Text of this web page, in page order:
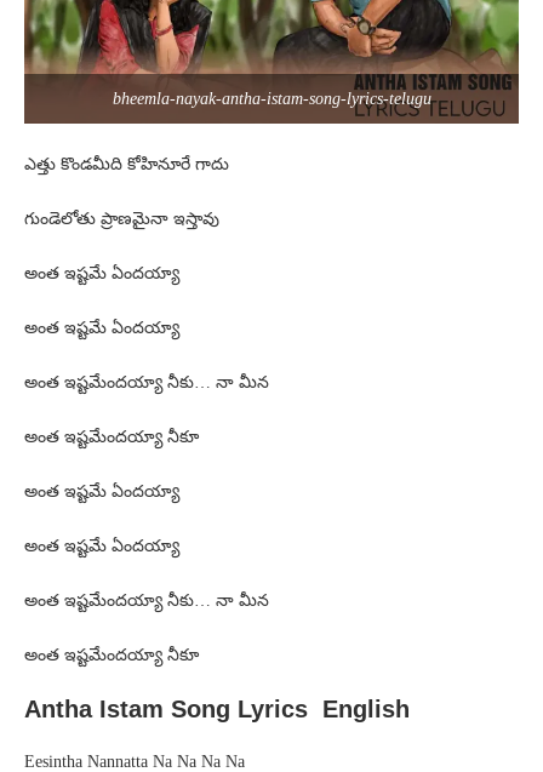
bheemla-nayak-antha-istam-song-lyrics-telugu
ఎత్తు కొండమీది కోహినూరే గాదు
గుండెలోతు ప్రాణమైనా ఇస్తావు
అంత ఇష్టమే ఏందయ్యా
అంత ఇష్టమే ఏందయ్యా
అంత ఇష్టమేందయ్యా నీకు… నా మీన
అంత ఇష్టమేందయ్యా నీకూ
అంత ఇష్టమే ఏందయ్యా
అంత ఇష్టమే ఏందయ్యా
అంత ఇష్టమేందయ్యా నీకు… నా మీన
అంత ఇష్టమేందయ్యా నీకూ
Antha Istam Song Lyrics English
Eesintha Nannatta Na Na Na Na